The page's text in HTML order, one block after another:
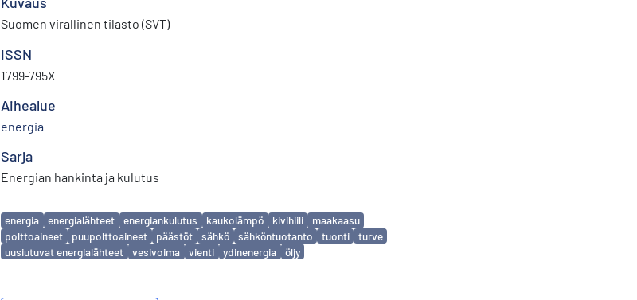
Suomen virallinen tilasto (SVT)
ISSN
1799-795X
Aihealue
energia
Sarja
Energian hankinta ja kulutus
Avainsanat
energia energialähteet energiankulutus kaukolämpö kivihiili
maakaasu
polttoaineet
puupolttoaineet päästöt sähkö sähköntuotanto tuonti
turve
uusiutuvat energialähteet
vesivoima vienti ydinenergia öljy